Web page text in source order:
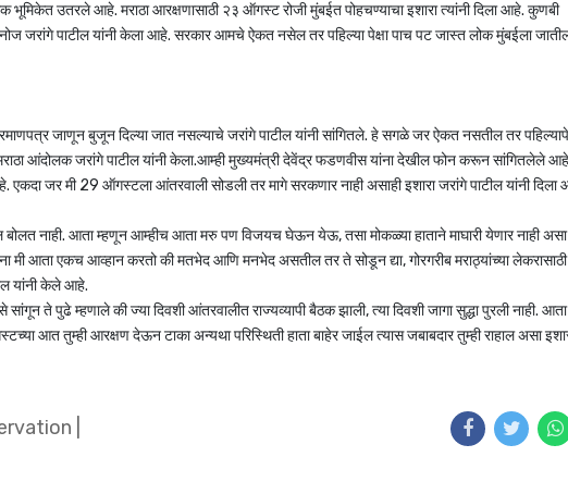
उतरले आहे. मराठा आरक्षणासाठी २३ ऑगस्ट रोजी मुंबईत पोहचण्याचा इशारा त्यांनी दिला आहे. कुणबी
जरांगे पाटील यांनी केला आहे. सरकार आमचे ऐकत नसेल तर पहिल्या पेक्षा पाच पट जास्त लोक मुंबईला
जाणून बुजून दिल्या जात नसल्याचे जरांगे पाटील यांनी सांगितले. हे सगळे जर ऐकत नसतील तर
आंदोलक जरांगे पाटील यांनी केला.आम्ही मुख्यमंत्री देवेंद्र फडणवीस यांना देखील फोन करून सांगितलेले
एकदा जर मी 29 ऑगस्टला आंतरवाली सोडली तर मागे सरकणार नाही असाही इशारा जरांगे पाटील यांनी दिला
नाही. आता म्हणून आम्हीच आता मरु पण विजयच घेऊन येऊ, तसा मोकळ्या हाताने माघारी येणार नाही असा
मी आता एकच आव्हान करतो की मतभेद आणि मनभेद असतील तर ते सोडून द्या, गोरगरीब मराठ्यांच्या
यांनी केले आहे.
ते पुढे म्हणाले की ज्या दिवशी आंतरवालीत राज्यव्यापी बैठक झाली, त्या दिवशी जागा सुद्धा पुरली नाही.
आत तुम्ही आरक्षण देऊन टाका अन्यथा परिस्थिती हाता बाहेर जाईल त्यास जबाबदार तुम्ही राहाल असा